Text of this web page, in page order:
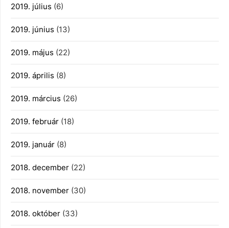
2019. július (6)
2019. június (13)
2019. május (22)
2019. április (8)
2019. március (26)
2019. február (18)
2019. január (8)
2018. december (22)
2018. november (30)
2018. október (33)